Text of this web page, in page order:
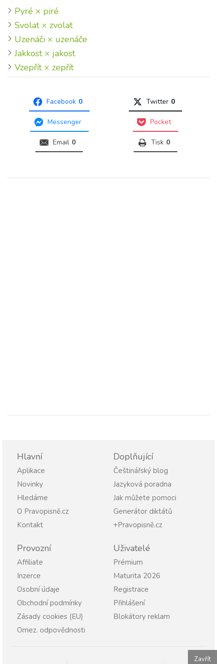
Pyré × piré
Svolat × zvolat
Uzenáči × uzenáče
Jakkost × jakost
Vzepřít × zepřít
Facebook 0 Twitter 0
Messenger Pocket
Email 0 Tisk 0
Hlavní
Aplikace
Novinky
Hledáme
O Pravopisně.cz
Kontakt
Doplňující
Češtinářský blog
Jazyková poradna
Jak můžete pomoci
Generátor diktátů
+Pravopisně.cz
Provozní
Affiliate
Inzerce
Osobní údaje
Obchodní podmínky
Zásady cookies (EU)
Omez. odpovědnosti
Uživatelé
Prémium
Maturita 2026
Registrace
Přihlášení
Blokátory reklam
Zavřít